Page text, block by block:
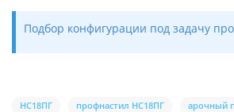
Подбор конфигурации под задачу
НС18ПГ профнастил НС18ПГ арочный